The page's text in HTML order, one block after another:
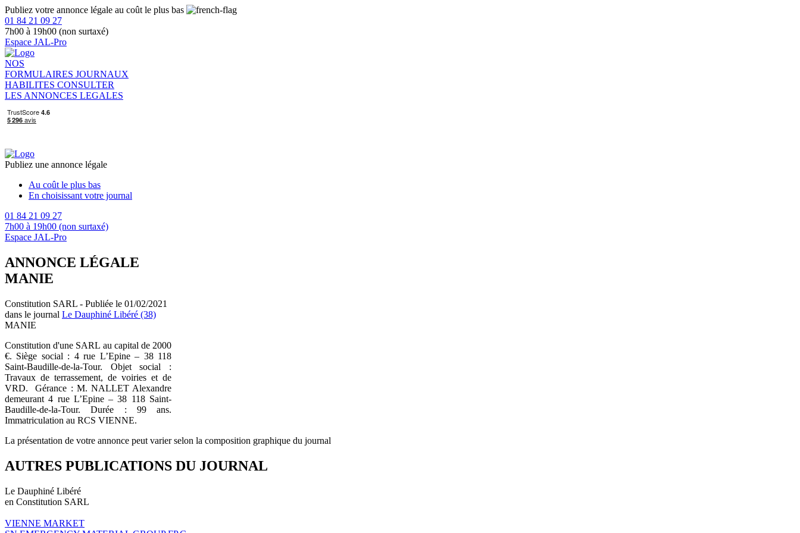
Publiez votre annonce légale au coût le plus bas
01 84 21 09 27
7h00 à 19h00 (non surtaxé)
Espace JAL-Pro
NOS
FORMULAIRES JOURNAUX
HABILITES CONSULTER
LES ANNONCES LEGALES
Publiez une annonce légale
Au coût le plus bas
En choisissant votre journal
01 84 21 09 27
7h00 à 19h00 (non surtaxé)
Espace JAL-Pro
ANNONCE LÉGALE
MANIE
Constitution SARL - Publiée le 01/02/2021
dans le journal Le Dauphiné Libéré (38)
MANIE
Constitution d'une SARL au capital de 2000
€. Siège social : 4 rue L’Epine – 38 118
Saint-Baudille-de-la-Tour. Objet social :
Travaux de terrassement, de voiries et de
VRD. Gérance : M. NALLET Alexandre
demeurant 4 rue L’Epine – 38 118 Saint-
Baudille-de-la-Tour. Durée : 99 ans.
Immatriculation au RCS VIENNE.
La présentation de votre annonce peut varier selon la composition graphique du journal
AUTRES PUBLICATIONS DU JOURNAL
Le Dauphiné Libéré
en Constitution SARL
VIENNE MARKET